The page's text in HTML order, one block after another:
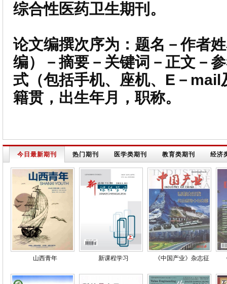
综合性医药卫生期刊。
论文编撰次序为：题名－作者
编）－摘要－关键词－正文－
式（包括手机、座机、E－mail
籍贯，出生年月，职称。
今日最新期刊 热门期刊 医学类期刊 教育类期刊 经济
山西青年 新课程学习 《中国产业》杂志征